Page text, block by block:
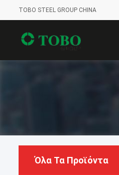
TOBO STEEL GROUP CHINA
Όλα Τα Προϊόντα